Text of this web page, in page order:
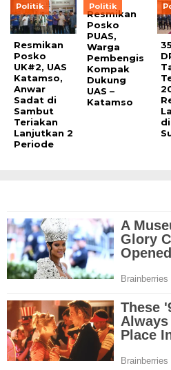
Politik
Resmikan
Posko
UK#2, UAS
Katamso,
Anwar
Sadat di
Sambut
Teriakan
Lanjutkan 2
Periode
Politik
Resmikan
Posko
PUAS,
Warga
Pembengis
Kompak
Dukung
UAS –
Katamso